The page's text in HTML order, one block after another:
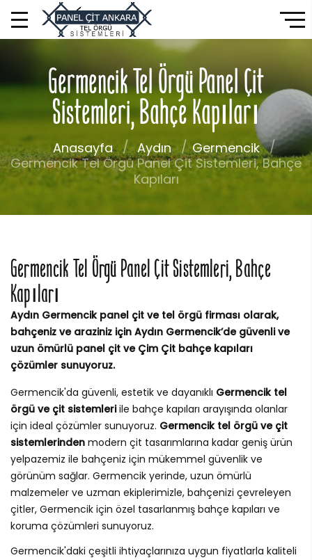
Germencik Tel Örgü Panel Çit
Sistemleri, Bahçe Kapıları
Anasayfa Aydın
Germencik
Germencik Tel Örgü Panel Çit Sistemleri, Bahçe
Kapıları
Germencik Tel Örgü Panel Çit Sistemleri, Bahçe
Kapıları
Aydın Germencik panel çit ve tel örgü firması olarak,
bahçeniz ve araziniz için Aydın Germencik’de güvenli ve
uzun ömürlü panel çit ve Çim Çit bahçe kapıları
çözümler sunuyoruz.
Germencik'da güvenli, estetik ve dayanıklı Germencik tel
örgü ve çit sistemleriile bahçe kapıları arayışında olanlar
için ideal çözümler sunuyoruz. Germencik tel örgü ve çit
sistemlerinden modern çit tasarımlarına kadar geniş ürün
yelpazemiz ile bahçeniz için mükemmel güvenlik ve
görünüm sağlar. Germencik yerinde, uzun ömürlü
malzemeler ve uzman ekiplerimizle, bahçenizi çevreleyen
çitler, Germencik için özel tasarlanmış bahçe kapıları ve
koruma çözümleri sunuyoruz.
Germencik'daki çeşitli ihtiyaçlarınıza uygun fiyatlarla kaliteli